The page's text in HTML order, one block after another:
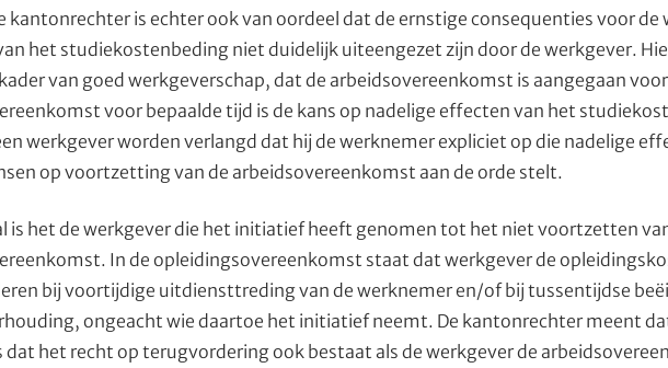
kantonrechter is echter ook van oordeel dat de ernstige consequenties voor de
het studiekostenbeding niet duidelijk uiteengezet zijn door de werkgever.
van goed werkgeverschap, dat de arbeidsovereenkomst is aangegaan
voor bepaalde tijd is de kans op nadelige effecten van het
werkgever worden verlangd dat hij de werknemer expliciet op die nadelige
op voortzetting van de arbeidsovereenkomst aan de orde stelt.
is het de werkgever die het initiatief heeft genomen tot het niet voortzetten
In de opleidingsovereenkomst staat dat werkgever de
bij voortijdige uitdiensttreding van de werknemer en/of bij tussentijdse
ongeacht wie daartoe het initiatief neemt. De kantonrechter meent
dat het recht op terugvordering ook bestaat als de werkgever de